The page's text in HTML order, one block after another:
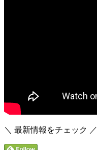
＼ 最新情報をチェック ／